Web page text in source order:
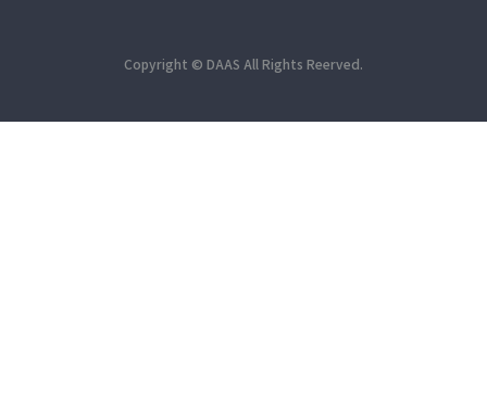
Copyright © DAAS All Rights Reerved.